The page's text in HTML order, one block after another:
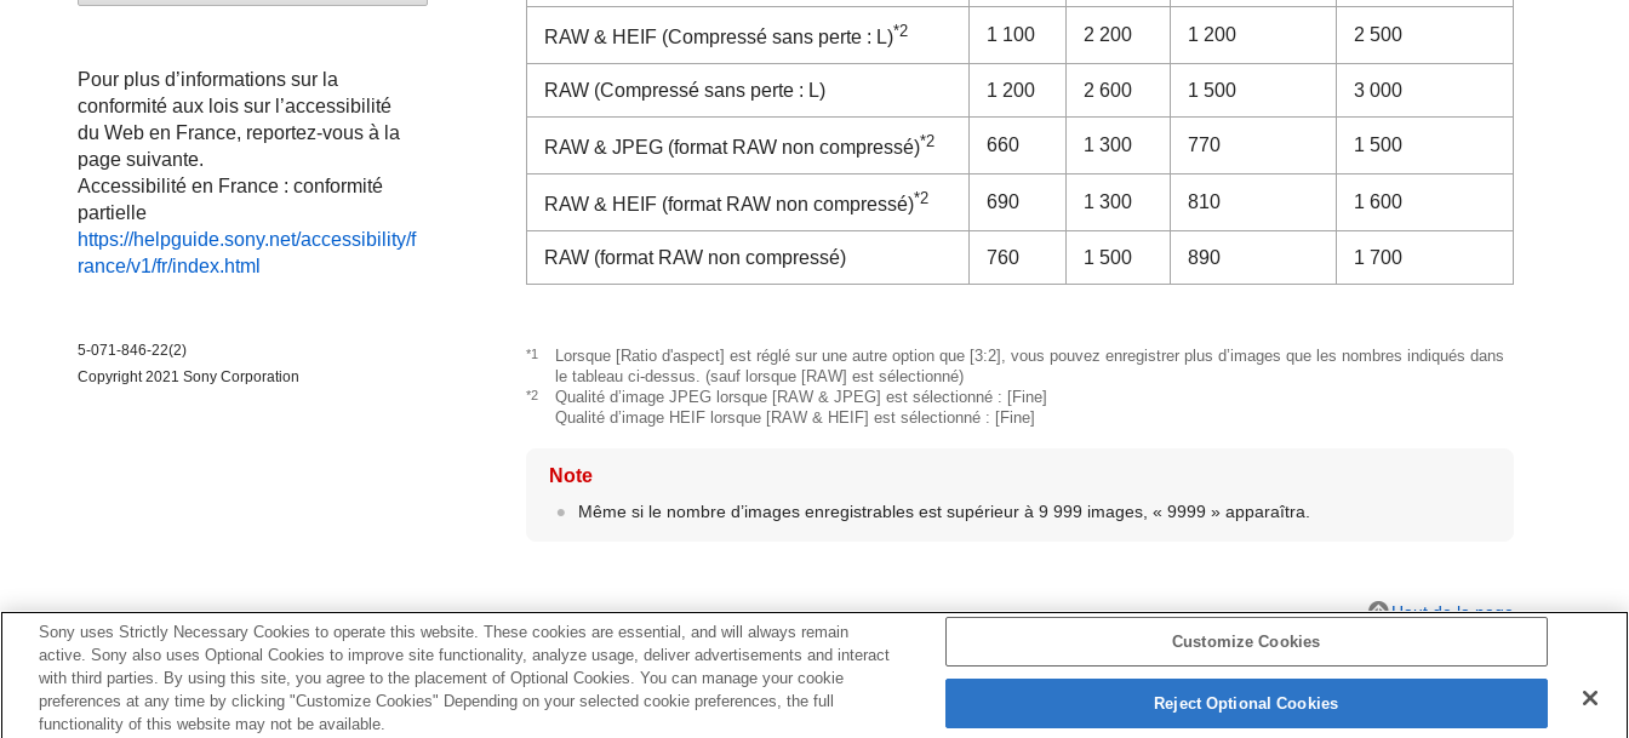
RAW & HEIF (Compressé sans perte : L)*2 1 100 2 200 1 200 2 500
RAW (Compressé sans perte : L) 1 200 2 600 1 500 3 000
RAW & JPEG (format RAW non compressé)*2 660 1 300 770 1 500
RAW & HEIF (format RAW non compressé)*2 690 1 300 810 1 600
RAW (format RAW non compressé) 760 1 500 890 1 700
*1 Lorsque [Ratio d'aspect] est réglé sur une autre option que [3:2] , vous pouvez enregistrer plus d’images que les nombres indiqués dans
le tableau ci-dessus. (sauf lorsque [RAW] est sélectionné)
*2 Qualité d’image JPEG lorsque [RAW & JPEG] est sélectionné : [Fine]
Qualité d’image HEIF lorsque [RAW & HEIF] est sélectionné : [Fine]
Note
Même si le nombre d’images enregistrables est supérieur à 9 999 images, « 9999 » apparaîtra.
Haut de la page
Rubrique associée
Pour plus d’informations sur la
conformité aux lois sur l’accessibilité
du Web en France, reportez-vous à la
page suivante.
Accessibilité en France : conformité
partielle
https://helpguide.sony.net/accessibility/f
rance/v1/fr/index.html
5-071-846-22(2)
Copyright 2021 Sony Corporation
Sony uses Strictly Necessary Cookies to operate this website. These cookies are essential, and will always remain
active. Sony also uses Optional Cookies to improve site functionality, analyze usage, deliver advertisements and interact
with third parties. By using this site, you agree to the placement of Optional Cookies. You can manage your cookie
preferences at any time by clicking "Customize Cookies" Depending on your selected cookie preferences, the full
functionality of this website may not be available.
Customize Cookies
Reject Optional Cookies